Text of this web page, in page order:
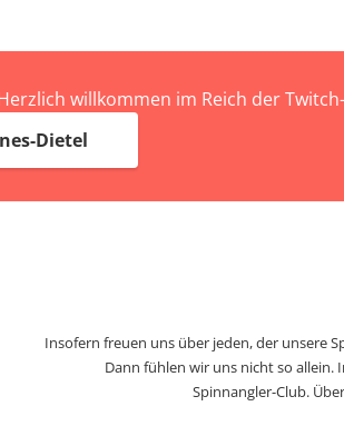
willkommen im Reich der
Dietel
Insofern freuen uns über jeden, der unsere
Dann fühlen wir uns nicht so allein.
Spinnangler-Club.